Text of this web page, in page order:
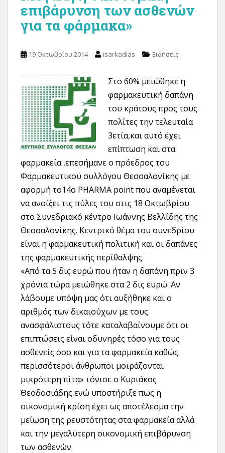
επιβάρυνση των ασθενών
για τα φάρμακα»
19 Οκτωβρίου 2014 isarkadias Ειδήσεις
Στο 60% μειώθηκε η
φαρμακευτική δαπάνη
του κράτους προς τους
πολίτες την τελευταία
3ετία,και αυτό έχει
επίπτωση και στα
φαρμακεία ,επεσήμανε ο πρόεδρος του
Φαρμακευτικού συλλόγου Θεσσαλονίκης με
αφορμή το14ο PHARMA point που αναμένεται
να ανοίξει τις πύλες του στις 18 Οκτωβρίου
στο Συνεδριακό κέντρο Ιωάννης Βελλίδης της
Θεσσαλονίκης. Κεντρικό θέμα του συνεδρίου
είναι η φαρμακευτική πολιτική και οι δαπάνες
της φαρμακευτικής περίθαλψης.
«Από τα 5 δις ευρώ που ήταν η δαπάνη πριν 3
χρόνια τώρα μειώθηκε στα 2 δις ευρώ. Αν
λάβουμε υπόψη μας ότι αυξήθηκε και ο
αριθμός των δικαιούχων με τους
ανασφάλιστους τότε καταλαβαίνουμε ότι οι
επιπτώσεις είναι οδυνηρές τόσο για τους
ασθενείς όσο και για τα φαρμακεία καθώς
περισσότεροι άνθρωποι μοιράζονται
μικρότερη πίτα» τόνισε ο Κυριάκος
Θεοδοσιάδης ενώ υποστήριξε πως η
οικονομική κρίση έχει ως αποτέλεσμα την
μείωση της ρευστότητας στα φαρμακεία αλλά
και την μεγαλύτερη οικονομική επιβάρυνση
των ασθενών.